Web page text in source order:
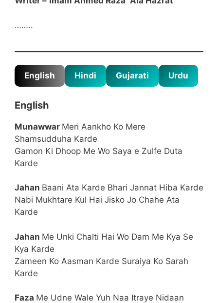
……..
English Hindi Gujarati Urdu
English
Munawwar Meri Aankho Ko Mere
Shamsudduha Karde
Gamon Ki Dhoop Me Wo Saya e Zulfe Duta
Karde
Jahan Baani Ata Karde Bhari Jannat Hiba Karde
Nabi Mukhtare Kul Hai Jisko Jo Chahe Ata
Karde
Jahan Me Unki Chalti Hai Wo Dam Me Kya Se
Kya Karde
Zameen Ko Aasman Karde Suraiya Ko Sarah
Karde
Faza Me Udne Wale Yuh Naa Itraye Nidaan